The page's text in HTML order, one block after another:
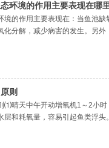
环境的作用主要表现在哪
境的作用主要表现在：当鱼池
化分解，减少病害的发生。另
则
⑴晴天中午开动增氧机1～2小
层和耗氧量，容易引起鱼类浮